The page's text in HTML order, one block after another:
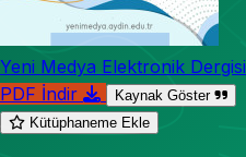
Yeni Medya Elektronik Dergisi
PDF İndir
Kaynak Göster
Kütüphaneme Ekle